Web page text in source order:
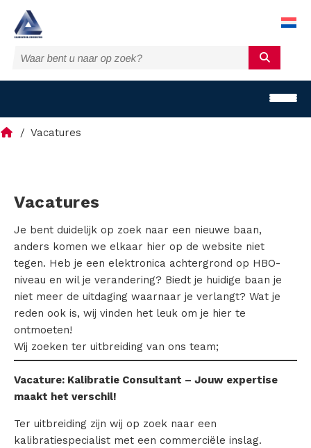
H
m
e
T
e
p
e
Vacatures
Vacatures
Je bent duidelijk op zoek naar een nieuwe baan,
anders komen we elkaar hier op de website niet
tegen. Heb je een elektronica achtergrond op HBO-
niveau en wil je verandering? Biedt je huidige baan je
niet meer de uitdaging waarnaar je verlangt? Wat je
reden ook is, wij vinden het leuk om je hier te
ontmoeten!
Wij zoeken ter uitbreiding van ons team;
Vacature: Kalibratie Consultant – Jouw expertise
maakt het verschil!
Ter uitbreiding zijn wij op zoek naar een
kalibratiespecialist met een commerciële inslag.